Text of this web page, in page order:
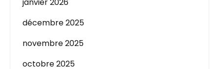
décembre 2025
novembre 2025
octobre 2025